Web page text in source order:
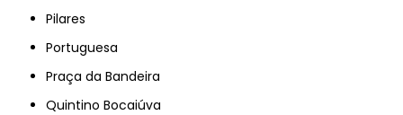
Pilares
Portuguesa
Praça da Bandeira
Quintino Bocaiúva